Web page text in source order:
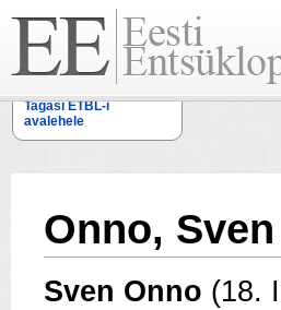
Tagasi ETBL-i
avalehele
Onno, Sven
Sven Onno (18.